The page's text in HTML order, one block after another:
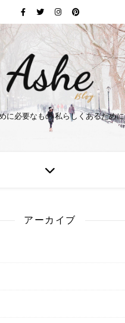
に必要なもの 私らしくあるために
アーカイブ